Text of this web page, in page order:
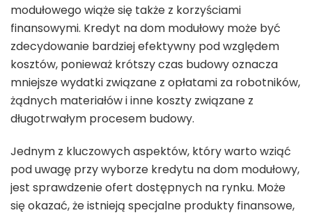
modułowego wiąże się także z korzyściami
finansowymi. Kredyt na dom modułowy może być
zdecydowanie bardziej efektywny pod względem
kosztów, ponieważ krótszy czas budowy oznacza
mniejsze wydatki związane z opłatami za robotników,
żądnych materiałów i inne koszty związane z
długotrwałym procesem budowy.
Jednym z kluczowych aspektów, który warto wziąć
pod uwagę przy wyborze kredytu na dom modułowy,
jest sprawdzenie ofert dostępnych na rynku. Może
się okazać, że istnieją specjalne produkty finansowe,